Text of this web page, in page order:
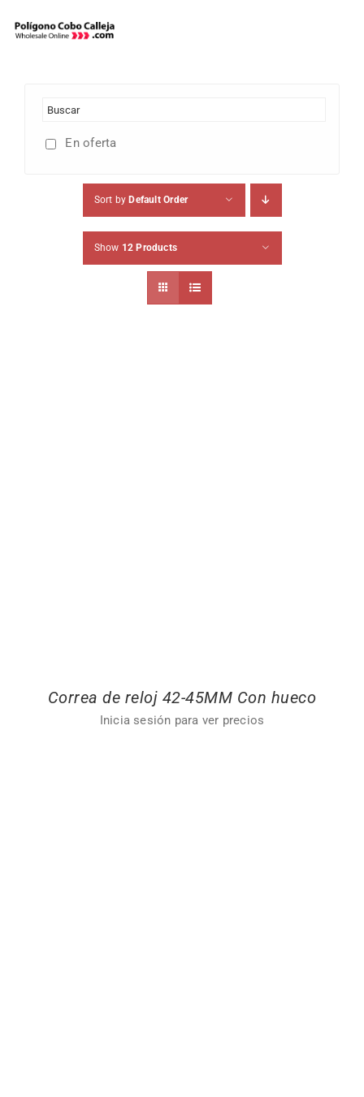
En oferta
Sort by Default Order
Show 12 Products
Correa de reloj 42-45MM Con hueco
Inicia sesión para ver precios